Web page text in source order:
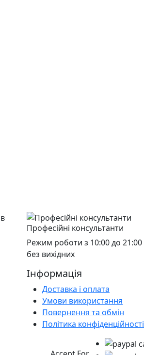
Професійні консультанти
Режим роботи з 10:00 до 21:00
без вихідних
Інформація
Доставка і оплата
Умови використання
Повернення та обмін
Політика конфіденційності